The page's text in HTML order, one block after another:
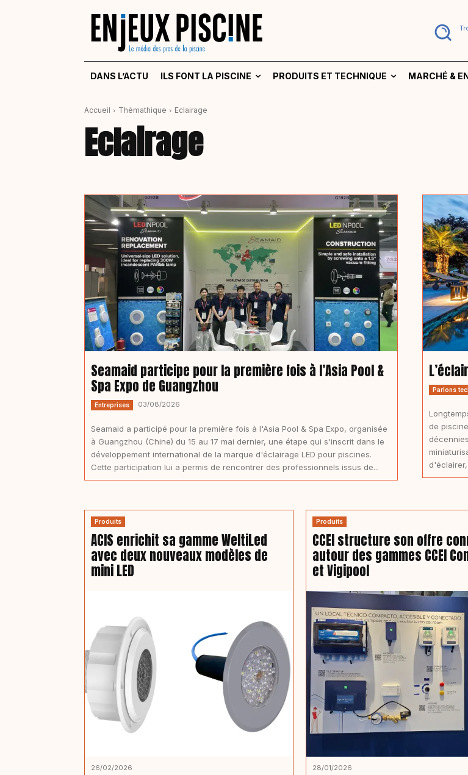
DANS L’ACTU ILS FONT LA PISCINE PRODUITS ET TECHNIQUE MARCHÉ &
Accueil Thémathique Eclairage
Eclairage
Seamaid participe pour la première fois à l’Asia Pool &
Spa Expo de Guangzhou
Entreprises 03/08/2026
Seamaid a participé pour la première fois à l'Asia Pool & Spa Expo, organisée
à Guangzhou (Chine) du 15 au 17 mai dernier, une étape qui s'inscrit dans le
développement international de la marque d'éclairage LED pour piscines.
Cette participation lui a permis de rencontrer des professionnels issus de...
Parlons
de
Produits
ACIS enrichit sa gamme WeltiLed
avec deux nouveaux modèles de
mini LED
26/02/2026
Produits
CCEI structure son offre
autour des gammes CCEI
et Vigipool
28/01/2026